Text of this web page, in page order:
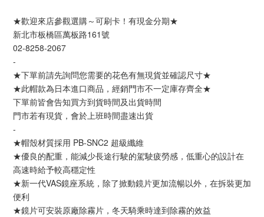
★歡迎來店參觀選購～可刷卡！有現金分期★
新北市板橋區萬板路161號
02-8258-2067
-
★下單前請先詢問您需要的花色有無現貨並確認尺寸★
★此帽款為日本進口商品，經銷門市不一定庫存齊全★
下單前皆會告知買方到貨時間及出貨時間
門市若有現貨，會於上班時間盡速出貨
-
★帽殼材質採用 PB-SNC2 超級纖維
★優良的配重，能減少長途行駛的駕駛疲勞感，低重心的設計在
高速時給予較高穩定性
★新一代VAS鏡座系統，除了掀動鏡片更加流暢以外，在拆裝更加
便利
★鏡片可安裝原廠除霧片，冬天騎乘時達到除霧的效益